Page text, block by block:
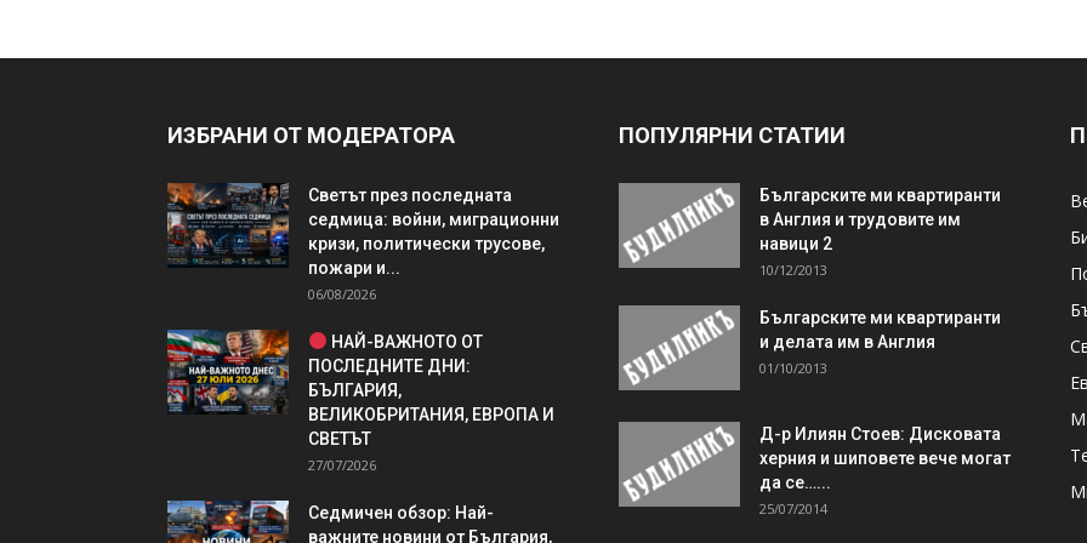
ИЗБРАНИ ОТ МОДЕРАТОРА
Светът през последната
седмица: войни, миграционни
кризи, политически трусове,
пожари и...
06/08/2026
НАЙ-ВАЖНОТО ОТ
ПОСЛЕДНИТЕ ДНИ:
БЪЛГАРИЯ,
ВЕЛИКОБРИТАНИЯ, ЕВРОПА И
СВЕТЪТ
27/07/2026
Седмичен обзор: Най-
важните новини от България,
ПОПУЛЯРНИ СТАТИИ
Българските ми квартиранти
в Англия и трудовите им
навици 2
10/12/2013
Българските ми квартиранти
и делата им в Англия
01/10/2013
Д-р Илиян Стоев: Дисковата
херния и шиповете вече могат
да се…...
25/07/2014